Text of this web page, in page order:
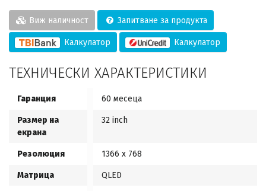
Виж наличност Запитване за продукта
Калкулатор Калкулатор
ТЕХНИЧЕСКИ ХАРАКТЕРИСТИКИ
Гаранция 60 месеца
Размер на
екрана
32 inch
Резолюция 1366 x 768
Матрица QLED